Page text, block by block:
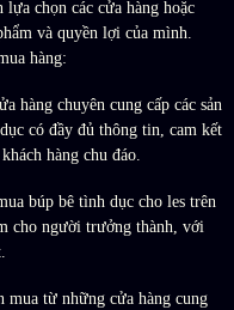
lựa chọn các cửa hàng hoặc
và quyền lợi của mình.
hàng:
hàng chuyên cung cấp các sản
có đầy đủ thông tin, cam kết
hàng chu đáo.
búp bê tình dục cho les trên
cho người trưởng thành, với
mua từ những cửa hàng cung